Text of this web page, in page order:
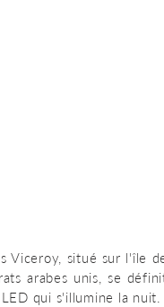
Viceroy, situé sur l'île
arabes unis, se
qui s'illumine la nuit.